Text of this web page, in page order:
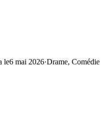
le6 mai 2026·Drame, Comédie